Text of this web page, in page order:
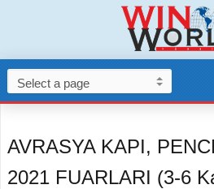
AVRASYA KAPI,
2021 FUARLARI (3-6